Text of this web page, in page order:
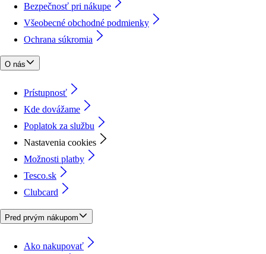
Bezpečnosť pri nákupe
Všeobecné obchodné podmienky
Ochrana súkromia
O nás
Prístupnosť
Kde dovážame
Poplatok za službu
Nastavenia cookies
Možnosti platby
Tesco.sk
Clubcard
Pred prvým nákupom
Ako nakupovať